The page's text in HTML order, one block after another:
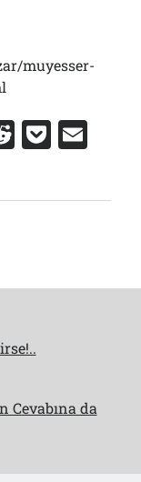
muyesser-
R
d
P
c ai
Cevabına da